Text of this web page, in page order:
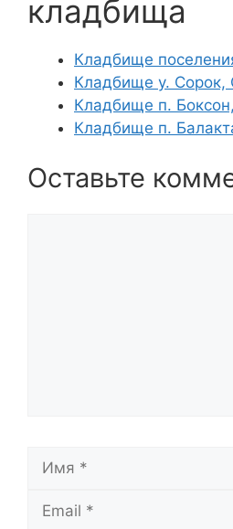
кладбища
Кладбище
Кладбище у. Сорок,
Кладбище п.
Кладбище п.
Оставьте